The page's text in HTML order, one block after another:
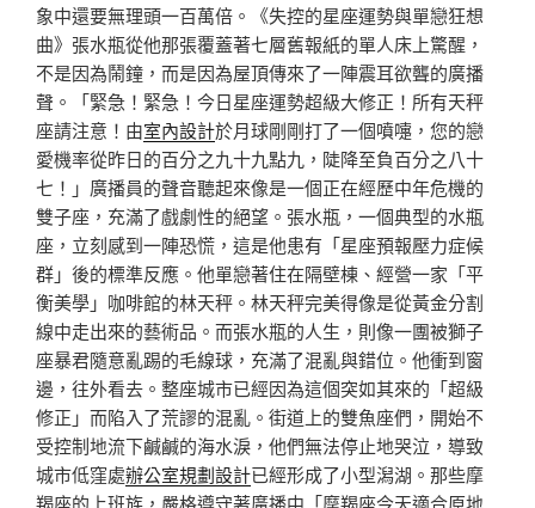
象中還要無理頭一百萬倍。《失控的星座運勢與單戀狂想
曲》張水瓶從他那張覆蓋著七層舊報紙的單人床上驚醒，
不是因為鬧鐘，而是因為屋頂傳來了一陣震耳欲聾的廣播
聲。「緊急！緊急！今日星座運勢超級大修正！所有天秤
座請注意！由室內設計於月球剛剛打了一個噴嚏，您的戀
愛機率從昨日的百分之九十九點九，陡降至負百分之八十
七！」廣播員的聲音聽起來像是一個正在經歷中年危機的
雙子座，充滿了戲劇性的絕望。張水瓶，一個典型的水瓶
座，立刻感到一陣恐慌，這是他患有「星座預報壓力症候
群」後的標準反應。他單戀著住在隔壁棟、經營一家「平
衡美學」咖啡館的林天秤。林天秤完美得像是從黃金分割
線中走出來的藝術品。而張水瓶的人生，則像一團被獅子
座暴君隨意亂踢的毛線球，充滿了混亂與錯位。他衝到窗
邊，往外看去。整座城市已經因為這個突如其來的「超級
修正」而陷入了荒謬的混亂。街道上的雙魚座們，開始不
受控制地流下鹹鹹的海水淚，他們無法停止地哭泣，導致
城市低窪處辦公室規劃設計已經形成了小型潟湖。那些摩
羯座的上班族，嚴格遵守著廣播中「摩羯座今天適合原地